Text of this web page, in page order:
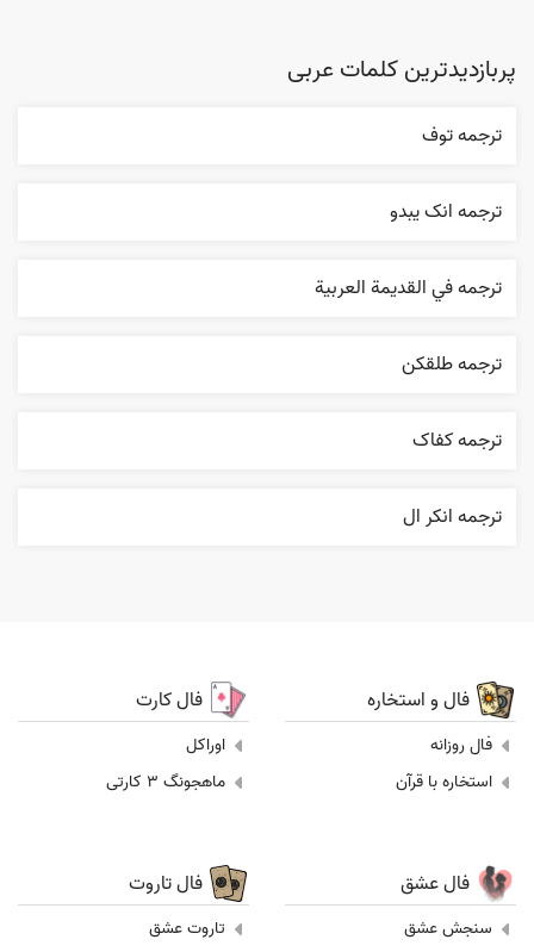
پربازدیدترین کلمات عربی
ترجمه توف
ترجمه انک يبدو
ترجمه في القديمة العربية
ترجمه طلقکن
ترجمه کفاک
ترجمه انکر ال
فال و استخاره
فال روزانه
استخاره با قرآن
فال کارت
اوراکل
ماهجونگ 3 کارتی
فال عشق
سنجش عشق
فال تاروت
تاروت عشق